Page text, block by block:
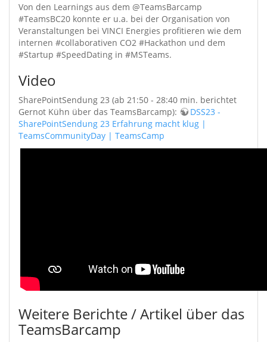
Von den Learnings aus dem @TeamsBarcamp
#TeamsBC20 konnte er u.a. bei der Organisation von
Veranstaltungen bei VINCI Energies profitieren wie dem
internen #collaborativen CO2 #Hackathon und dem
#Startup #SpeedDating in #MSTeams.
Video
SharePointSendung 23 (ab 21:50 - 28:40 min. berichtet
Gernot Kühn über das TeamsBarcamp):
DSS23 -
SharePointSendung 23 Erfahrung macht klug |
TeamsCommunityDay | TeamsCamp
Weitere Berichte / Artikel über das
TeamsBarcamp